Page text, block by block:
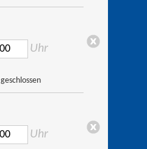
Uhr
geschlossen
Uhr